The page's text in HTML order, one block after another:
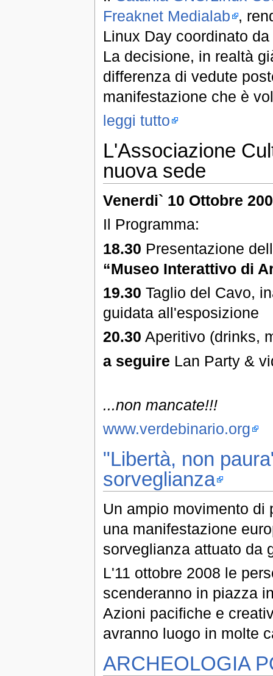
Freaknet Medialab ,
Linux Day coordinato
La decisione, in realtà
differenza di vedute
manifestazione che è
leggi tutto
L'Associazione
nuova sede
Venerdi` 10 Ottobre
Il Programma:
18.30 Presentazione
“Museo Interattivo di
19.30 Taglio del Cavo,
guidata all'esposizione
20.30 Aperitivo (drinks,
a seguire Lan Party &
...non mancate!!!
www.verdebinario.org
"Libertà, non
sorveglianza
Un ampio movimento di
una manifestazione
sorveglianza attuato da
L'11 ottobre 2008 le
scenderanno in piazza
Azioni pacifiche e
avranno luogo in molte
ARCHEOLOGIA